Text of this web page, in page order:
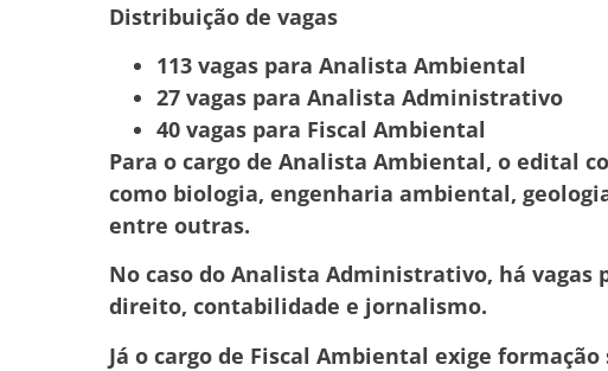
Distribuição de vagas
113 vagas para Analista Ambiental
27 vagas para Analista Administrativo
40 vagas para Fiscal Ambiental
Para o cargo de Analista Ambiental, o edital
como biologia, engenharia ambiental,
entre outras.
No caso do Analista Administrativo, há
direito, contabilidade e jornalismo.
Já o cargo de Fiscal Ambiental exige